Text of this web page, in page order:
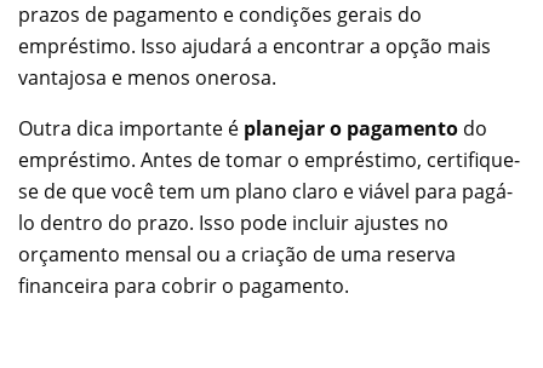
prazos de pagamento e condições gerais do
empréstimo. Isso ajudará a encontrar a opção mais
vantajosa e menos onerosa.
Outra dica importante é planejar o pagamento do
empréstimo. Antes de tomar o empréstimo, certifique-
se de que você tem um plano claro e viável para pagá-
lo dentro do prazo. Isso pode incluir ajustes no
orçamento mensal ou a criação de uma reserva
financeira para cobrir o pagamento.